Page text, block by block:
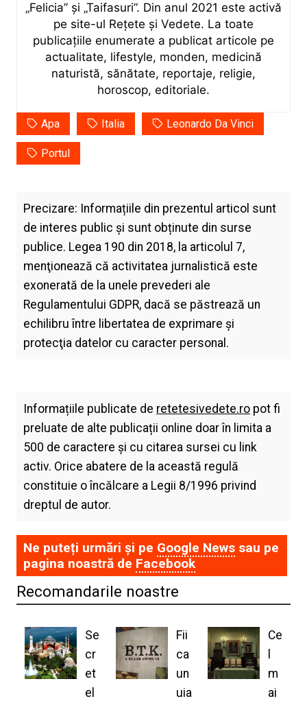
„Felicia” și „Taifasuri”. Din anul 2021 este activă
pe site-ul Rețete și Vedete. La toate
publicațiile enumerate a publicat articole pe
actualitate, lifestyle, monden, medicină
naturistă, sănătate, reportaje, religie,
horoscop, editoriale.
Apa Italia Leonardo Da Vinci
Portul
Precizare: Informațiile din prezentul articol sunt
de interes public și sunt obținute din surse
publice. Legea 190 din 2018, la articolul 7,
menţionează că activitatea jurnalistică este
exonerată de la unele prevederi ale
Regulamentului GDPR, dacă se păstrează un
echilibru între libertatea de exprimare şi
protecţia datelor cu caracter personal.
Informațiile publicate de retetesivedete.ropot fi
preluate de alte publicații online doar în limita a
500 de caractere și cu citarea sursei cu link
activ. Orice abatere de la această regulă
constituie o încălcare a Legii 8/1996 privind
dreptul de autor.
Ne puteți urmări și pe Google Newssau pe
pagina noastră de Facebook
Recomandarile noastre
Se
cr
et
el
Fii
ca
un
uia
Ce
m
ai